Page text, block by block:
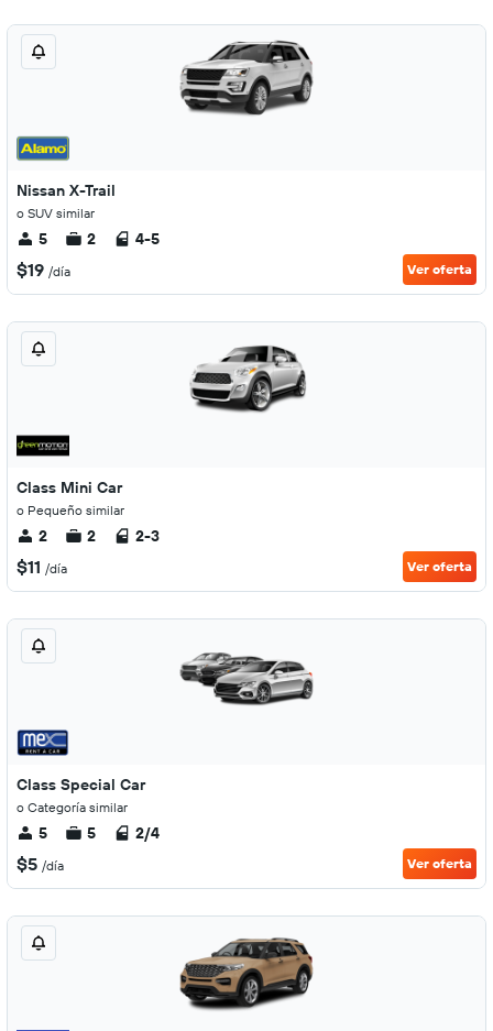
Nissan X-Trail
o SUV similar
5 2 4-5
$19 /día Ver oferta
Class Mini Car
o Pequeño similar
2 2 2-3
$11 /día Ver oferta
Class Special Car
o Categoría similar
5 5 2/4
$5 /día Ver oferta